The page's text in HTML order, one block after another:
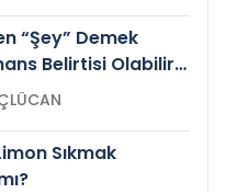
“Şey” Demek
Belirtisi Olabilir
GÜÇLÜCAN
Sıkmak